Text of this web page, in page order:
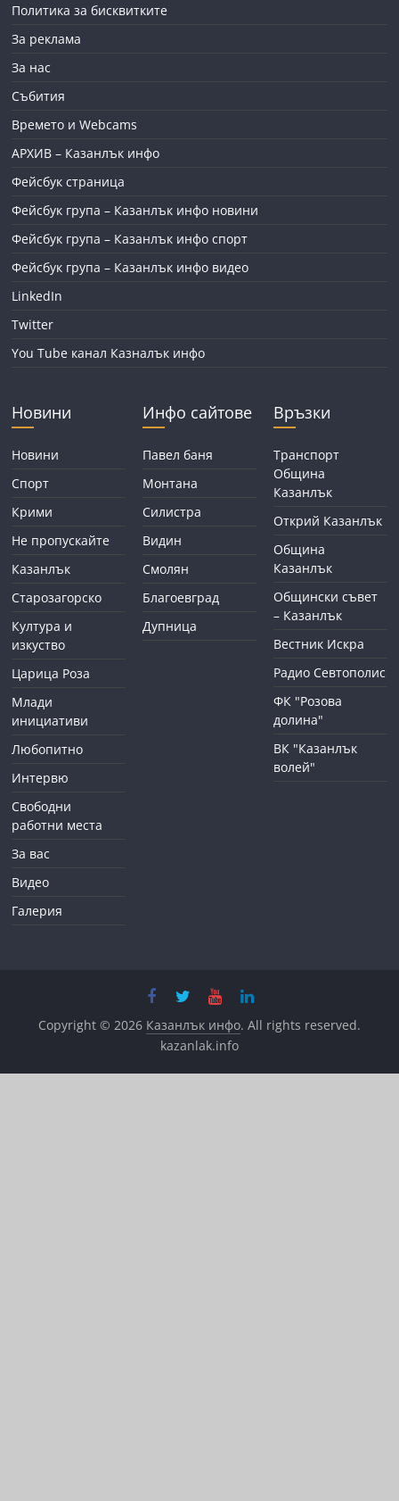
Политика за бисквитките
За реклама
За нас
Събития
Времето и Webcams
АРХИВ – Казанлък инфо
Фейсбук страница
Фейсбук група – Казанлък инфо новини
Фейсбук група – Казанлък инфо спорт
Фейсбук група – Казанлък инфо видео
LinkedIn
Twitter
You Tube канал Казналък инфо
Новини
Новини
Спорт
Крими
Не пропускайте
Казанлък
Старозагорско
Култура и
изкуство
Царица Роза
Млади
инициативи
Любопитно
Интервю
Свободни
работни места
За вас
Видео
Галерия
Инфо сайтове
Павел баня
Монтана
Силистра
Видин
Смолян
Благоевград
Дупница
Връзки
Транспорт
Община
Казанлък
Открий Казанлък
Община
Казанлък
Общински съвет
– Казанлък
Вестник Искра
Радио Севтополис
ФК "Розова
долина"
ВК "Казанлък
волей"
Copyright © 2026 Казанлък инфо. All rights reserved.
kazanlak.info